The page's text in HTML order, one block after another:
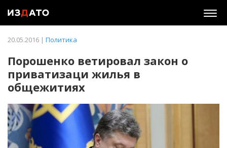
20.05.2016 | Политика
Порошенко ветировал закон о
приватизаци жилья в
общежитиях